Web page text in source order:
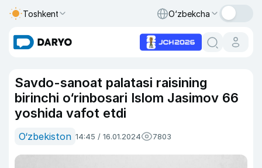
Toshkent O‘zbekcha
Savdo-sanoat palatasi raisining
birinchi o‘rinbosari Islom Jasimov 66
yoshida vafot etdi
O‘zbekiston 14:45 / 16.01.2024 7803